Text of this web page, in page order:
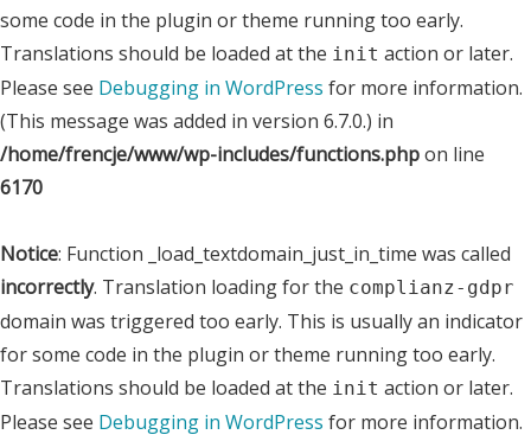
some code in the plugin or theme running too early.
Translations should be loaded at the init action or later.
Please see Debugging in WordPress for more information.
(This message was added in version 6.7.0.) in
/home/frencje/www/wp-includes/functions.phpon line
6170
Notice: Function _load_textdomain_just_in_time was called
incorrectly. Translation loading for the complianz-gdpr
domain was triggered too early. This is usually an indicator
for some code in the plugin or theme running too early.
Translations should be loaded at the init action or later.
Please see Debugging in WordPress for more information.